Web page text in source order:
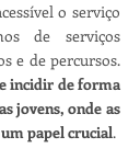
o serviço
de serviços
incidir de forma
jovens, onde as
papel crucial.